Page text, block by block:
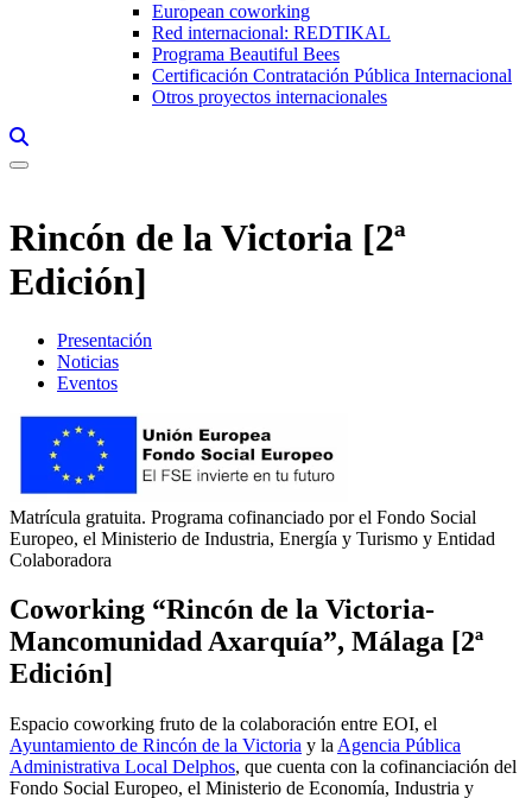
European coworking
Red internacional: REDTIKAL
Programa Beautiful Bees
Certificación Contratación Pública Internacional
Otros proyectos internacionales
Rincón de la Victoria [2ª
Edición]
Presentación
Noticias
Eventos
Matrícula gratuita. Programa cofinanciado por el Fondo Social
Europeo, el Ministerio de Industria, Energía y Turismo y Entidad
Colaboradora
Coworking “Rincón de la Victoria-
Mancomunidad Axarquía”, Málaga [2ª
Edición]
Espacio coworking fruto de la colaboración entre EOI, el
Ayuntamiento de Rincón de la Victoria y la Agencia Pública
Administrativa Local Delphos, que cuenta con la cofinanciación del
Fondo Social Europeo, el Ministerio de Economía, Industria y